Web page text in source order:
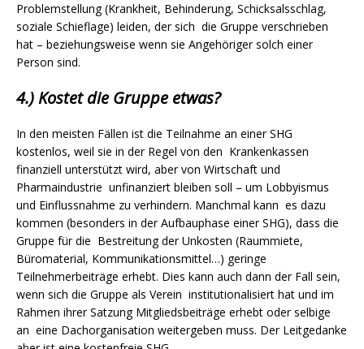
Problemstellung (Krankheit, Behinderung, Schicksalsschlag,
soziale Schieflage) leiden, der sich die Gruppe verschrieben
hat – beziehungsweise wenn sie Angehöriger solch einer
Person sind.
4.) Kostet die Gruppe etwas?
In den meisten Fällen ist die Teilnahme an einer SHG
kostenlos, weil sie in der Regel von den Krankenkassen
finanziell unterstützt wird, aber von Wirtschaft und
Pharmaindustrie unfinanziert bleiben soll – um Lobbyismus
und Einflussnahme zu verhindern. Manchmal kann es dazu
kommen (besonders in der Aufbauphase einer SHG), dass die
Gruppe für die Bestreitung der Unkosten (Raummiete,
Büromaterial, Kommunikationsmittel…) geringe
Teilnehmerbeiträge erhebt. Dies kann auch dann der Fall sein,
wenn sich die Gruppe als Verein institutionalisiert hat und im
Rahmen ihrer Satzung Mitgliedsbeiträge erhebt oder selbige
an eine Dachorganisation weitergeben muss. Der Leitgedanke